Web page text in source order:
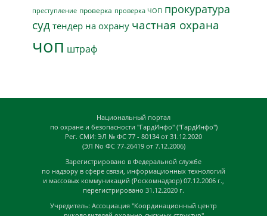
преступление проверка проверка ЧОП прокуратура
суд тендер на охрану частная охрана
чоп штраф
Национальный портал
по охране и безопасности "ГардИнфо" ("ГардИнфо")
Рег. СМИ: ЭЛ № ФС 77 - 80134 от 31.12.2020
(ЭЛ No ФС 77-26419 от 7.12.2006)
Зарегистрировано в Федеральной службе
по надзору в сфере связи, информационных технологий
и массовых коммуникаций (Роскомнадзор) 07.12.2006 г.,
перегистрировано 31.12.2020 г.
Учредитель: Ассоциация "Координационный центр